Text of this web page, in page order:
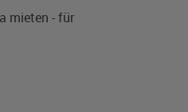
mieten - für